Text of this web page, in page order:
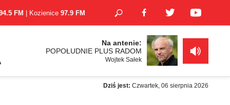
FM | Kozienice 97.9 FM
Na antenie:
POPOŁUDNIE PLUS RADOM
Wojtek Sałek
Dziś jest: Czwartek, 06 sierpnia 2026